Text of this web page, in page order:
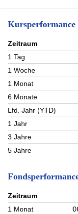
Kursperformance
Zeitraum
1 Tag
1 Woche
1 Monat
6 Monate
Lfd. Jahr (YTD)
1 Jahr
3 Jahre
5 Jahre
Zeitraum
1 Monat